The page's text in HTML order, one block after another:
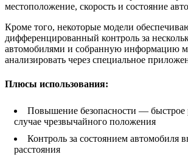
местоположение, скорость и состояние
Кроме того, некоторые модели
дифференцированный контроль за
автомобилями и собранную информацию
анализировать через специальное
Плюсы использования:
Повышение безопасности — быстрое
случае чрезвычайного положения
Контроль за состоянием автомобиля
расстояния